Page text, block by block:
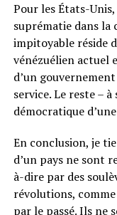
Pour les États-
suprématie dans
impitoyable réside
vénézuélien actuel
d’un
service. Le reste –
démocratique
En conclusion, je
d’un pays ne sont
à-dire par des
révolutions,
par le passé. Ils ne